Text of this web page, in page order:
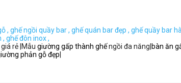
, ghế ngồi quầy bar , ghế quán bar đẹp , ghế quầy bar
, ghế đôn inox ,
giá rẻ |Mẫu giường gấp thành ghếngồi đa năng| bàn ăn
phản gỗ đẹp